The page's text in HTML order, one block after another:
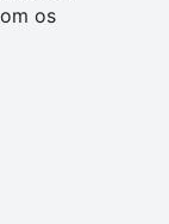
om os